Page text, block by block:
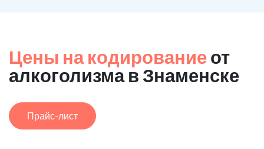
Цены на кодирование от
алкоголизма в Знаменске
Прайс-лист